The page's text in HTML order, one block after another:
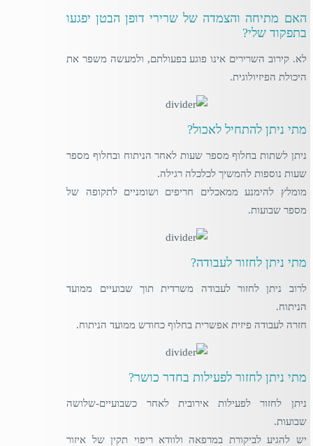
האם מתיחה והצמדה של שרירי דופן הבטן יפגעו
בתפקוד שלי?
לא. קירוב השרירים אינו פוגע בפעולתם, ולמעשה משפר את
היכולת הפיזיולוגית.
מתי ניתן להתחיל לאכול?
ניתן לשתות בחלוף מספר שעות לאחר הניתוח ובחלוף מספר
שעות נוספות להמשיך לכלכלה רגילה.
מומלץ להימנע ממאכלים חריפים ושומניים לתקופה של
מספר שבועות.
מתי ניתן לחזור לעבודה?
לרוב ניתן לחזור לעבודה משרדית תוך שבועיים ממועד
הניתוח.
חזרה לעבודה פיזית אפשרית בחלוף כחודש ממועד הניתוח.
מתי ניתן לחזור לפעילות בחדר כושר?
ניתן לחזור לפעילות אירובית לאחר כשבועיים-שלושה
שבועות.
יש להגיע לביקורת במרפאה ולוודא ריפוי תקין של איזור